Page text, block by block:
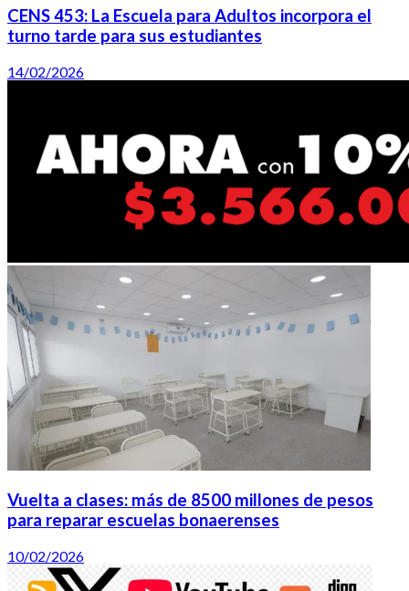
CENS 453: La Escuela para Adultos incorpora el
turno tarde para sus estudiantes
14/02/2026
Vuelta a clases: más de 8500 millones de pesos
para reparar escuelas bonaerenses
10/02/2026